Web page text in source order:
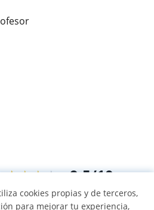
9,5/10
de alumnos
cookies propias y de terceros,
para mejorar tu experiencia,